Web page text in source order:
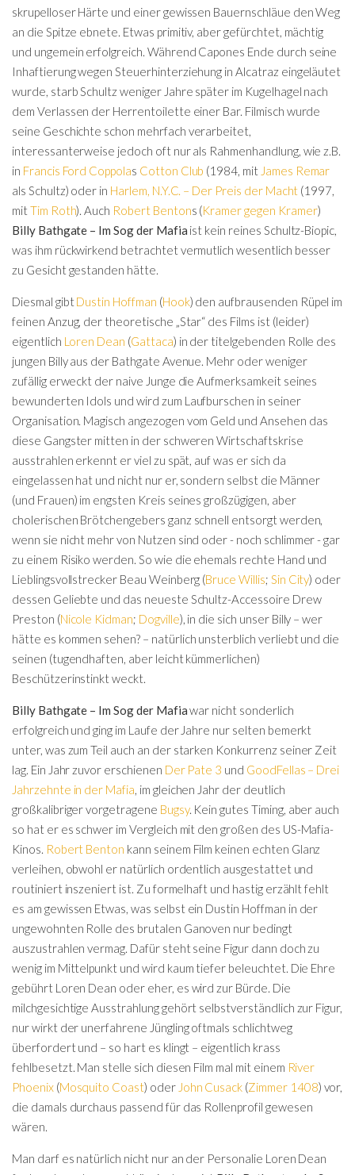
skrupelloser Härte und einer gewissen Bauernschläue den Weg
an die Spitze ebnete. Etwas primitiv, aber gefürchtet, mächtig
und ungemein erfolgreich. Während Capones Ende durch seine
Inhaftierung wegen Steuerhinterziehung in Alcatraz eingeläutet
wurde, starb Schultz weniger Jahre später im Kugelhagel nach
dem Verlassen der Herrentoilette einer Bar. Filmisch wurde
seine Geschichte schon mehrfach verarbeitet,
interessanterweise jedoch oft nur als Rahmenhandlung, wie z.B.
in Francis Ford Coppolas Cotton Club (1984, mit James Remar
als Schultz) oder in Harlem, N.Y.C. – Der Preis der Macht (1997,
mit Tim Roth). Auch Robert Bentons (Kramer gegen Kramer)
Billy Bathgate – Im Sog der Mafia ist kein reines Schultz-Biopic,
was ihm rückwirkend betrachtet vermutlich wesentlich besser
zu Gesicht gestanden hätte.
Diesmal gibt Dustin Hoffman (Hook) den aufbrausenden Rüpel im
feinen Anzug, der theoretische „Star“ des Films ist (leider)
eigentlich Loren Dean (Gattaca) in der titelgebenden Rolle des
jungen Billy aus der Bathgate Avenue. Mehr oder weniger
zufällig erweckt der naive Junge die Aufmerksamkeit seines
bewunderten Idols und wird zum Laufburschen in seiner
Organisation. Magisch angezogen vom Geld und Ansehen das
diese Gangster mitten in der schweren Wirtschaftskrise
ausstrahlen erkennt er viel zu spät, auf was er sich da
eingelassen hat und nicht nur er, sondern selbst die Männer
(und Frauen) im engsten Kreis seines großzügigen, aber
cholerischen Brötchengebers ganz schnell entsorgt werden,
wenn sie nicht mehr von Nutzen sind oder - noch schlimmer - gar
zu einem Risiko werden. So wie die ehemals rechte Hand und
Lieblingsvollstrecker Beau Weinberg (Bruce Willis; Sin City) oder
dessen Geliebte und das neueste Schultz-Accessoire Drew
Preston (Nicole Kidman; Dogville), in die sich unser Billy – wer
hätte es kommen sehen? – natürlich unsterblich verliebt und die
seinen (tugendhaften, aber leicht kümmerlichen)
Beschützerinstinkt weckt.
Billy Bathgate – Im Sog der Mafiawar nicht sonderlich
erfolgreich und ging im Laufe der Jahre nur selten bemerkt
unter, was zum Teil auch an der starken Konkurrenz seiner Zeit
lag. Ein Jahr zuvor erschienen Der Pate 3 und GoodFellas – Drei
Jahrzehnte in der Mafia , im gleichen Jahr der deutlich
großkalibriger vorgetragene Bugsy. Kein gutes Timing, aber auch
so hat er es schwer im Vergleich mit den großen des US-Mafia-
Kinos. Robert Benton kann seinem Film keinen echten Glanz
verleihen, obwohl er natürlich ordentlich ausgestattet und
routiniert inszeniert ist. Zu formelhaft und hastig erzählt fehlt
es am gewissen Etwas, was selbst ein Dustin Hoffman in der
ungewohnten Rolle des brutalen Ganoven nur bedingt
auszustrahlen vermag. Dafür steht seine Figur dann doch zu
wenig im Mittelpunkt und wird kaum tiefer beleuchtet. Die Ehre
gebührt Loren Dean oder eher, es wird zur Bürde. Die
milchgesichtige Ausstrahlung gehört selbstverständlich zur Figur,
nur wirkt der unerfahrene Jüngling oftmals schlichtweg
überfordert und – so hart es klingt – eigentlich krass
fehlbesetzt. Man stelle sich diesen Film mal mit einem River
Phoenix(Mosquito Coast) oder John Cusack (Zimmer 1408) vor,
die damals durchaus passend für das Rollenprofil gewesen
wären.
Man darf es natürlich nicht nur an der Personalie Loren Dean